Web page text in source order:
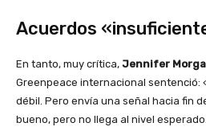
Acuerdos
En tanto, muy crítica, Jennifer
Greenpeace internacional sentenció:
débil. Pero envía una señal hacia fin
bueno, pero no llega al nivel